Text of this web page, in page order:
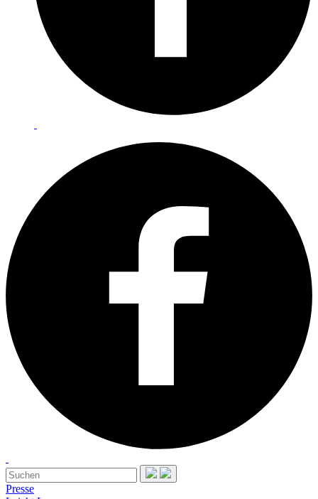
Presse